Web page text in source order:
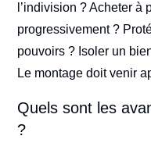
l’indivision ? Acheter à
progressivement ?
pouvoirs ? Isoler un
Le montage doit venir
Quels sont les
?